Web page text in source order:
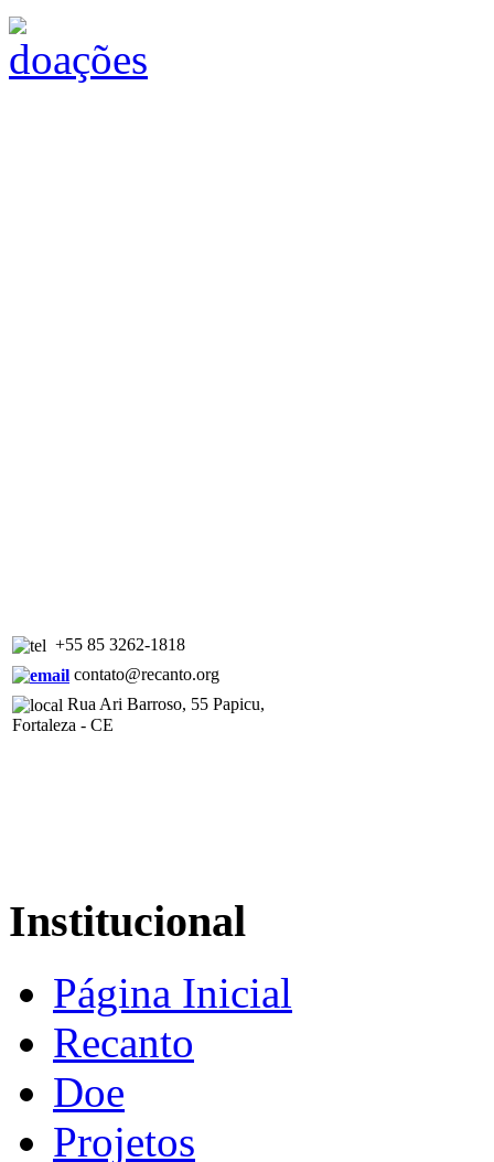
+55 85 3262-1818
contato@recanto.org
Rua Ari Barroso, 55 Papicu,
Fortaleza - CE
Institucional
Página Inicial
Recanto
Doe
Projetos